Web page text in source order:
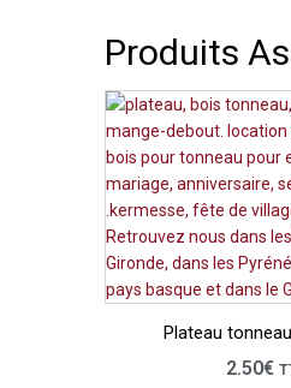
Produits
Plateau
2.50€